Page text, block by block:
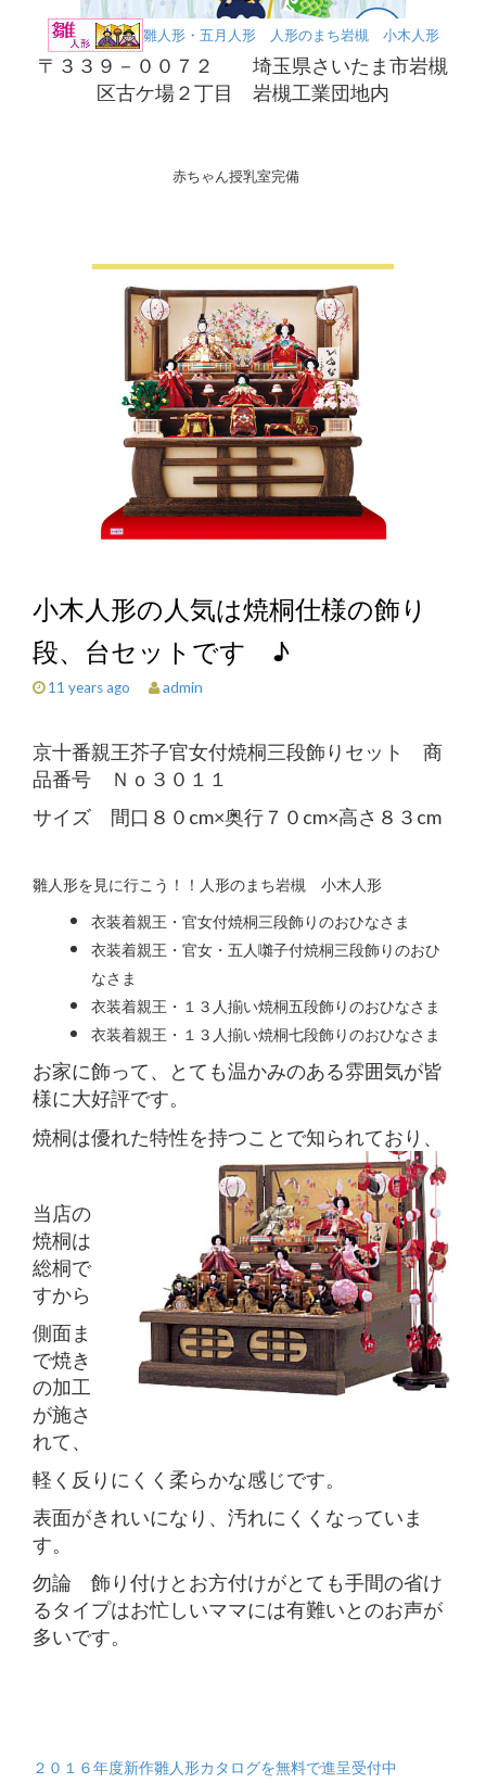
雛人形・五月人形 人形のまち岩槻 小木人形
〒３３９－００７２ 埼玉県さいたま市岩槻
区古ケ場２丁目 岩槻工業団地内
赤ちゃん授乳室完備
小木人形の人気は焼桐仕様の飾り
段、台セットです ♪
11 years ago admin
京十番親王芥子官女付焼桐三段飾りセット 商
品番号 Ｎｏ３０１１
サイズ 間口８０cm×奥行７０cm×高さ８３cm
雛人形を見に行こう！！人形のまち岩槻 小木人形
衣装着親王・官女付焼桐三段飾りのおひなさま
衣装着親王・官女・五人囃子付焼桐三段飾りのおひ
なさま
衣装着親王・１３人揃い焼桐五段飾りのおひなさま
衣装着親王・１３人揃い焼桐七段飾りのおひなさま
お家に飾って、とても温かみのある雰囲気が皆
様に大好評です。
焼桐は優れた特性を持つことで知られており、
当店の
焼桐は
総桐で
すから
側面ま
で焼き
の加工
が施さ
れて、
軽く反りにくく柔らかな感じです。
表面がきれいになり、汚れにくくなっていま
す。
勿論 飾り付けとお方付けがとても手間の省け
るタイプはお忙しいママには有難いとのお声が
多いです。
２０１６年度新作雛人形カタログを無料で進呈受付中